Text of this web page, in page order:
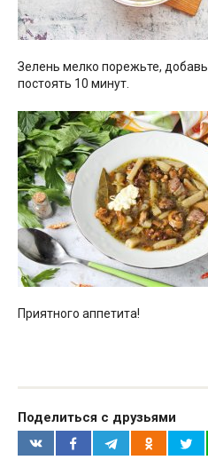
Зелень мелко порежьте,
постоять 10 минут.
Приятного аппетита!
Поделиться с друзьями